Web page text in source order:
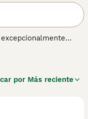
y aunque
por Más reciente